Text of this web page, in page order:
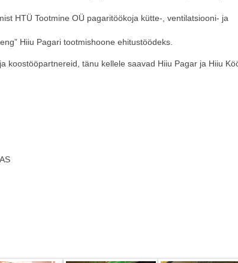
HTÜ Tootmine OÜ pagaritöökoja kütte-, ventilatsiooni- ja
Hiiu Pagari tootmishoone ehitustöödeks.
koostööpartnereid, tänu kellele saavad Hiiu Pagar ja Hiiu